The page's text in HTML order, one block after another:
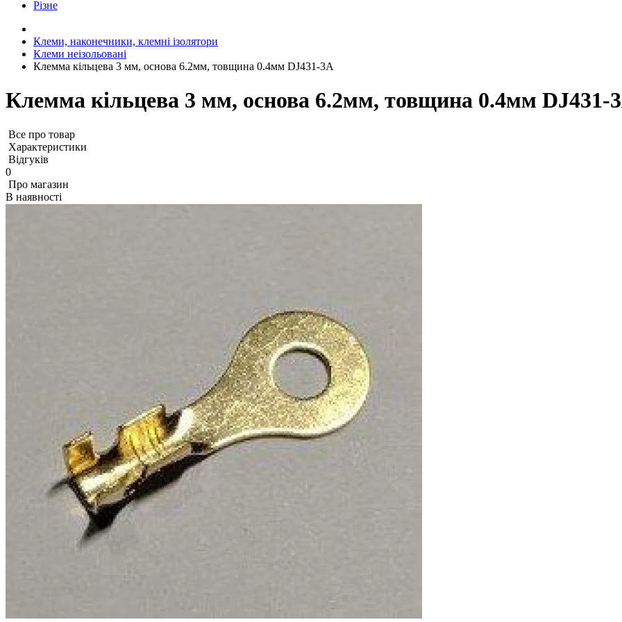
Різне
Клеми, наконечники, клемні ізолятори
Клеми неізольовані
Клемма кільцева 3 мм, основа 6.2мм, товщина 0.4мм DJ431-3A
Клемма кільцева 3 мм, основа 6.2мм, товщина 0.4мм DJ431-
Все про товар
Характеристики
Відгуків
0
Про магазин
В наявності